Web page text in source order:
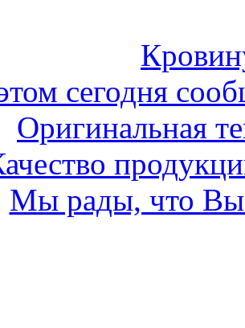
сегодня
Оригинальная
Мы рады, что Вы